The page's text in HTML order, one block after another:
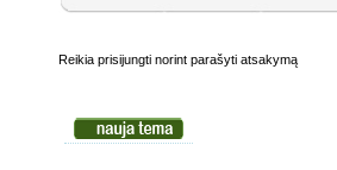
Reikia prisijungti norint parašyti atsakymą